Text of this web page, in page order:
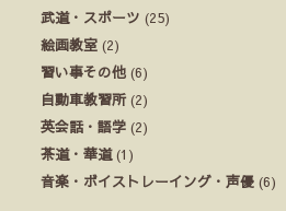
武道・スポーツ (25)
絵画教室 (2)
習い事その他 (6)
自動車教習所(2)
英会話・語学 (2)
茶道・華道(1)
音楽・ボイストレーイング・声優 (6)